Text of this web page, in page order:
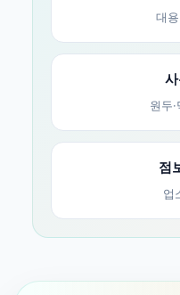
대
원두
점
업